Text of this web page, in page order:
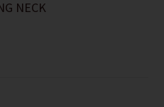
NECK